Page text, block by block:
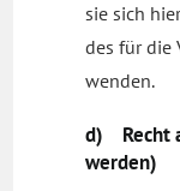
sie sich
des für die
wenden.
d) Recht
werden)